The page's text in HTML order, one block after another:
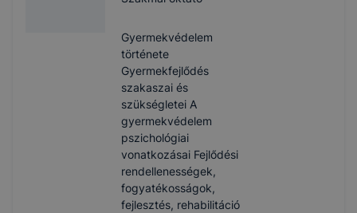
Gyermekvédelem
története
Gyermekfejlődés
szakaszai és
szükségletei A
gyermekvédelem
pszichológiai
vonatkozásai Fejlődési
rendellenességek,
fogyatékosságok,
fejlesztés, rehabilitáció